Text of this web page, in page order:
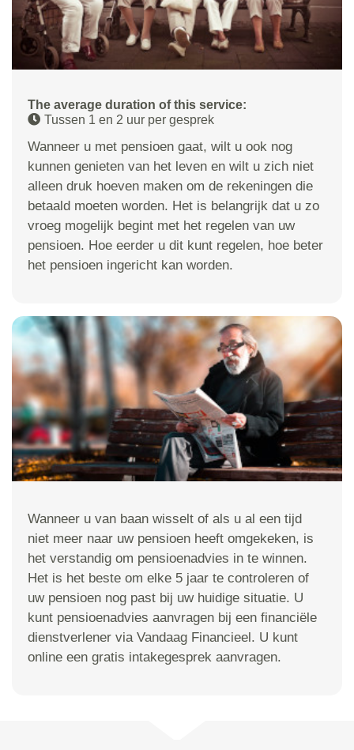
The average duration of this service:
Tussen 1 en 2 uur per gesprek
Wanneer u met pensioen gaat, wilt u ook nog
kunnen genieten van het leven en wilt u zich niet
alleen druk hoeven maken om de rekeningen die
betaald moeten worden. Het is belangrijk dat u zo
vroeg mogelijk begint met het regelen van uw
pensioen. Hoe eerder u dit kunt regelen, hoe beter
het pensioen ingericht kan worden.
Wanneer u van baan wisselt of als u al een tijd
niet meer naar uw pensioen heeft omgekeken, is
het verstandig om pensioenadvies in te winnen.
Het is het beste om elke 5 jaar te controleren of
uw pensioen nog past bij uw huidige situatie. U
kunt pensioenadvies aanvragen bij een financiële
dienstverlener via Vandaag Financieel. U kunt
online een gratis intakegesprek aanvragen.